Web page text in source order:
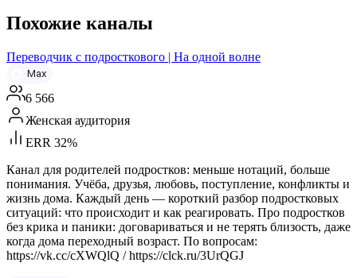
Похожие каналы
Переводчик с подросткового | На одной волне
Max
6 566
Женская аудитория
ERR 32%
Канал для родителей подростков: меньше нотаций, больше
понимания. Учёба, друзья, любовь, поступление, конфликты и
жизнь дома. Каждый день — короткий разбор подростковых
ситуаций: что происходит и как реагировать. Про подростков
без крика и паники: договариваться и не терять близость, даже
когда дома переходный возраст. По вопросам:
https://vk.cc/cXWQlQ / https://clck.ru/3UrQGJ